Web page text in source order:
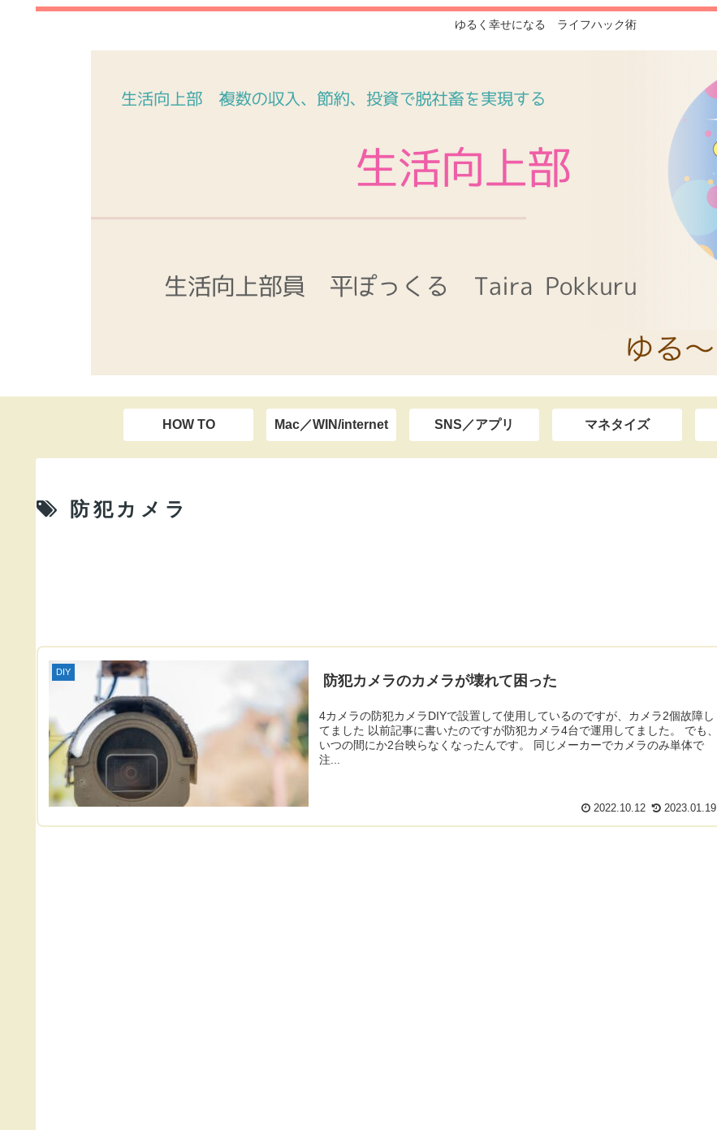
ゆるく幸せになる ライフハック術
HOW TO Mac／WIN/internet SNS／アプリ マネタイズ
防犯カメラ
DIY
防犯カメラのカメラが壊れて困った
4カメラの防犯カメラDIYで設置して使用しているのですが、カメラ2個故障し
てました 以前記事に書いたのですが防犯カメラ4台で運用してました。 でも、
いつの間にか2台映らなくなったんです。 同じメーカーでカメラのみ単体で
注...
2022.10.12 2023.01.19